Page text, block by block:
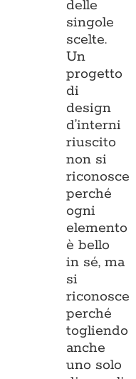
delle
singole
scelte.
Un
progetto
di
design
d’interni
riuscito
non si
riconosce
perché
ogni
elemento
è bello
in sé, ma
si
riconosce
perché
togliendo
anche
uno solo